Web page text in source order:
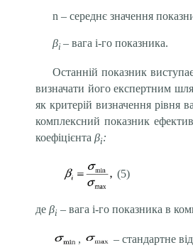
n – середнє значення
βі – вага і-го показника.
Останній показник
визначати його експертним
як критерій визначення рівня
комплексний показник
коефіцієнта βі:
(5)
де βі – вага і-го показника в
, – стандартне